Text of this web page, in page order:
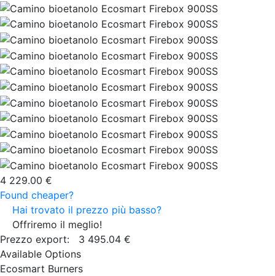
4 229.00 €
Found cheaper?
Hai trovato il prezzo più basso?
Offriremo il meglio!
Prezzo export:
3 495.04 €
Available Options
Ecosmart Burners